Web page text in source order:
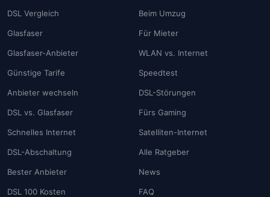
DSL Vergleich
Glasfaser
Glasfaser-Anbieter
Günstige Tarife
Anbieter wechseln
DSL vs. Glasfaser
Schnelles Internet
DSL-Abschaltung
Bester Anbieter
DSL 100 Kosten
Beim Umzug
Für Mieter
WLAN vs. Internet
Speedtest
DSL-Störungen
Fürs Gaming
Satelliten-Internet
Alle Ratgeber
News
FAQ